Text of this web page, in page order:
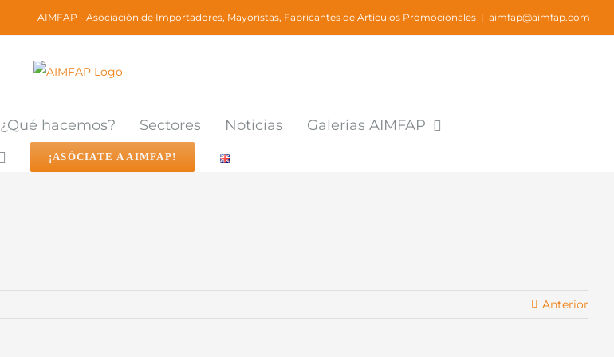
AIMFAP - Asociación de Importadores, Mayoristas, Fabricantes de Artículos Promocionales | aimfap@aimfap.com
¿Qué hacemos? Sectores Noticias
Galerías AIMFAP
¡ASÓCIATE A AIMFAP!
Anterior